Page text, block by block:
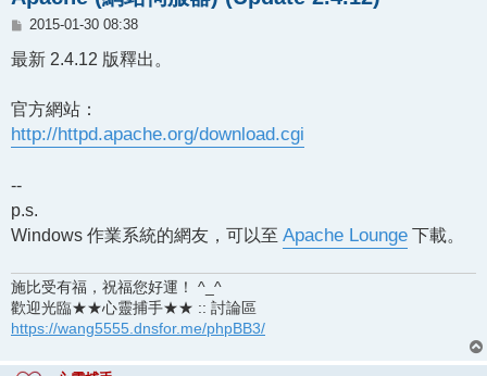
文
2015-01-30 08:38
最新 2.4.12 版釋出。
官方網站：
http://httpd.apache.org/download.cgi
--
p.s.
Windows 作業系統的網友，可以至 Apache Lounge 下載。
施比受有福，祝福您好運！ ^_^
歡迎光臨★★心靈捕手★★ :: 討論區
https://wang5555.dnsfor.me/phpBB3/